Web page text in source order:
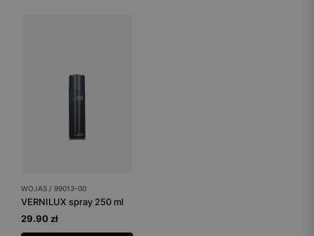
WOJAS / 99013-00
VERNILUX spray 250 ml
29.90 zł